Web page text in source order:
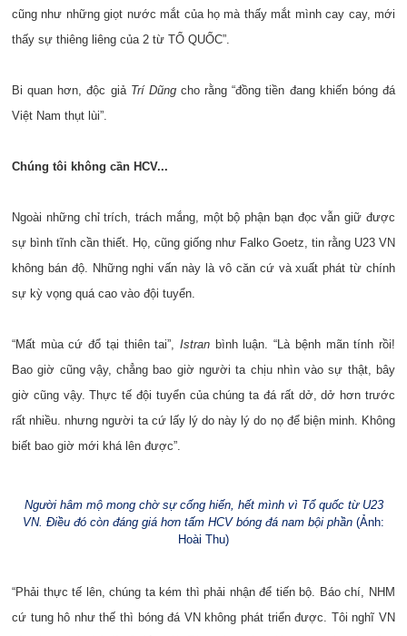
cũng như những giọt nước mắt của họ mà thấy mắt mình cay cay, mới
thấy sự thiêng liêng của 2 từ TỔ QUỐC”.
Bi quan hơn, độc giả Trí Dũngcho rằng “đồng tiền đang khiến bóng đá
Việt Nam thụt lùi”.
Chúng tôi không cần HCV...
Ngoài những chỉ trích, trách mắng, một bộ phận bạn đọc vẫn giữ được
sự bình tĩnh cần thiết. Họ, cũng giống như Falko Goetz, tin rằng U23 VN
không bán độ. Những nghi vấn này là vô căn cứ và xuất phát từ chính
sự kỳ vọng quá cao vào đội tuyển.
“Mất mùa cứ đổ tại thiên tai”, Istran bình luận. “Là bệnh mãn tính rồi!
Bao giờ cũng vậy, chẳng bao giờ người ta chịu nhìn vào sự thật, bây
giờ cũng vậy. Thực tế đội tuyển của chúng ta đá rất dở, dở hơn trước
rất nhiều. nhưng người ta cứ lấy lý do này lý do nọ để biện minh. Không
biết bao giờ mới khá lên được”.
Người hâm mộ mong chờ sự cống hiến, hết mình vì Tổ quốc từ U23
VN. Điều đó còn đáng giá hơn tấm HCV bóng đá nam bội phần (Ảnh:
Hoài Thu)
“Phải thực tế lên, chúng ta kém thì phải nhận để tiến bộ. Báo chí, NHM
cứ tung hô như thế thì bóng đá VN không phát triển được. Tôi nghĩ VN